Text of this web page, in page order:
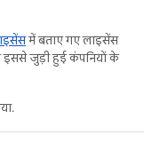
में बताए गए लाइसेंस
इससे जुड़ी हुई कंपनियों के